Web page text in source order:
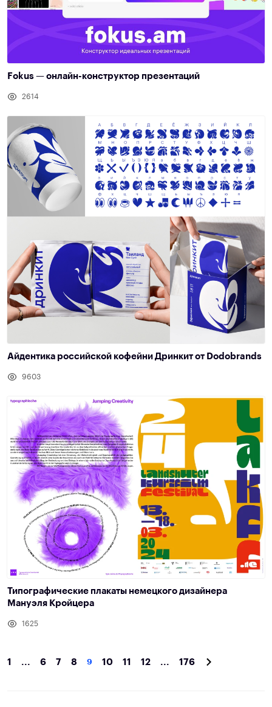
Fokus — онлайн-конструктор презентаций
2614
Айдентика российской кофейни Дринкит от Dodobrands
9603
Типографические плакаты немецкого дизайнера
Мануэля Кройцера
1625
1 ... 6 7 8 9 10 11 12 ... 176